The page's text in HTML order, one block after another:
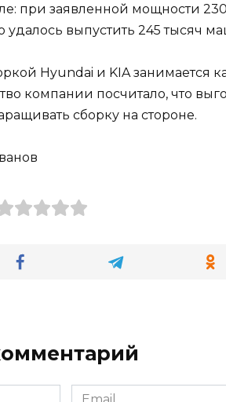
при заявленной мощности
выпустить 245 тысяч
Hyundai и KIA занимается
компании посчитало, что
сборку на стороне.
Email